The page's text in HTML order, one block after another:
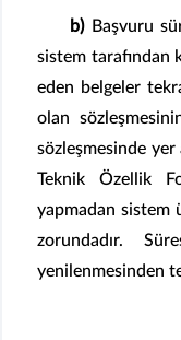
b)Başvuru
sistem tarafından
eden belgeler
olan
sözleşmesinde
Teknik Özellik
yapmadan sistem
zorundadır.
yenilenmesinden